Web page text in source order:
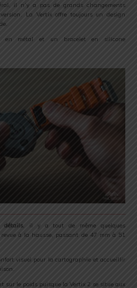
il n’y a pas de grands changements
La Vertix offre toujours un design
en métal et un bracelet en silicone
détails, il y a tout de même quelques
à la hausse, passant de 47 mm à 51
visuel pour la cartographie et accueillir
sur le poids puisque la Vertix 2 se situe aux